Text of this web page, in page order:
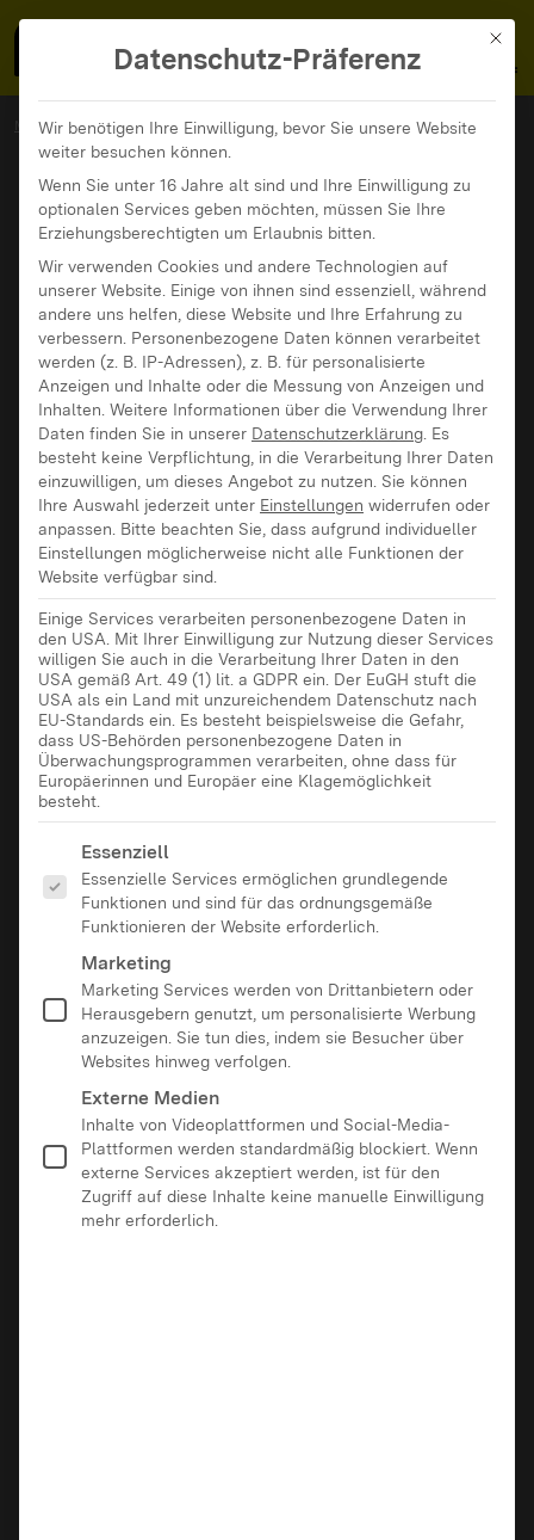
MENÜ
MedienFokus BW ...
News und Beiträge
Digitale Gewalt muss endlich als reale Gewalt anerkannt werden
Mit
Datenschutz-Präferenz
Wir benötigen Ihre Einwilligung, bevor Sie unsere Website
weiter besuchen können.
Wenn Sie unter 16 Jahre alt sind und Ihre Einwilligung zu
optionalen Services geben möchten, müssen Sie Ihre
Erziehungsberechtigten um Erlaubnis bitten.
Wir verwenden Cookies und andere Technologien auf
unserer Website. Einige von ihnen sind essenziell, während
andere uns helfen, diese Website und Ihre Erfahrung zu
verbessern. Personenbezogene Daten können verarbeitet
werden (z. B. IP-Adressen), z. B. für personalisierte
Anzeigen und Inhalte oder die Messung von Anzeigen und
Inhalten. Weitere Informationen über die Verwendung Ihrer
Daten finden Sie in unserer Datenschutzerklärung Es
besteht keine Verpflichtung, in die Verarbeitung Ihrer Daten
einzuwilligen, um dieses Angebot zu nutzen. Sie können
Ihre Auswahl jederzeit unter Einstellungen widerrufen oder
anpassen. Bitte beachten Sie, dass aufgrund individueller
Einstellungen möglicherweise nicht alle Funktionen der
Website verfügbar sind.
Einige Services verarbeiten personenbezogene Daten in
den USA. Mit Ihrer Einwilligung zur Nutzung dieser Services
willigen Sie auch in die Verarbeitung Ihrer Daten in den
USA gemäß Art. 49 (1) lit. a GDPR ein. Der EuGH stuft die
USA als ein Land mit unzureichendem Datenschutz nach
EU-Standards ein. Es besteht beispielsweise die Gefahr,
dass US-Behörden personenbezogene Daten in
Überwachungsprogrammen verarbeiten, ohne dass für
Europäerinnen und Europäer eine Klagemöglichkeit
besteht.
Es folgt eine Liste der Service-Gruppen, für die eine
Essenziell
Essenzielle Services ermöglichen grundlegende
Funktionen und sind für das ordnungsgemäße
Funktionieren der Website erforderlich.
Marketing
Marketing Services werden von Drittanbietern oder
Herausgebern genutzt, um personalisierte Werbung
anzuzeigen. Sie tun dies, indem sie Besucher über
Websites hinweg verfolgen.
Externe Medien
Inhalte von Videoplattformen und Social-Media-
Plattformen werden standardmäßig blockiert. Wenn
externe Services akzeptiert werden, ist für den
Zugriff auf diese Inhalte keine manuelle Einwilligung
mehr erforderlich.